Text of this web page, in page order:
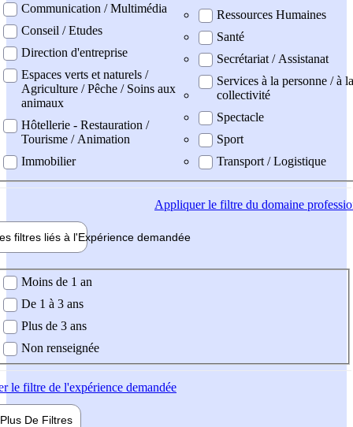
Communication / Multimédia
Conseil / Etudes
Direction d'entreprise
Espaces verts et naturels /
Agriculture / Pêche / Soins aux
animaux
Hôtellerie - Restauration /
Tourisme / Animation
Immobilier
Ressources Humaines
Santé
Secrétariat / Assistanat
Services à la personne / à la
collectivité
Spectacle
Sport
Transport / Logistique
Appliquerle filtre du domaine
filtres liés à l'Expérience demandée
demandée
Moins de 1 an
De 1 à 3 ans
Plus de 3 ans
Non renseignée
le filtre de l'expérience demandée
Plus De Filtres